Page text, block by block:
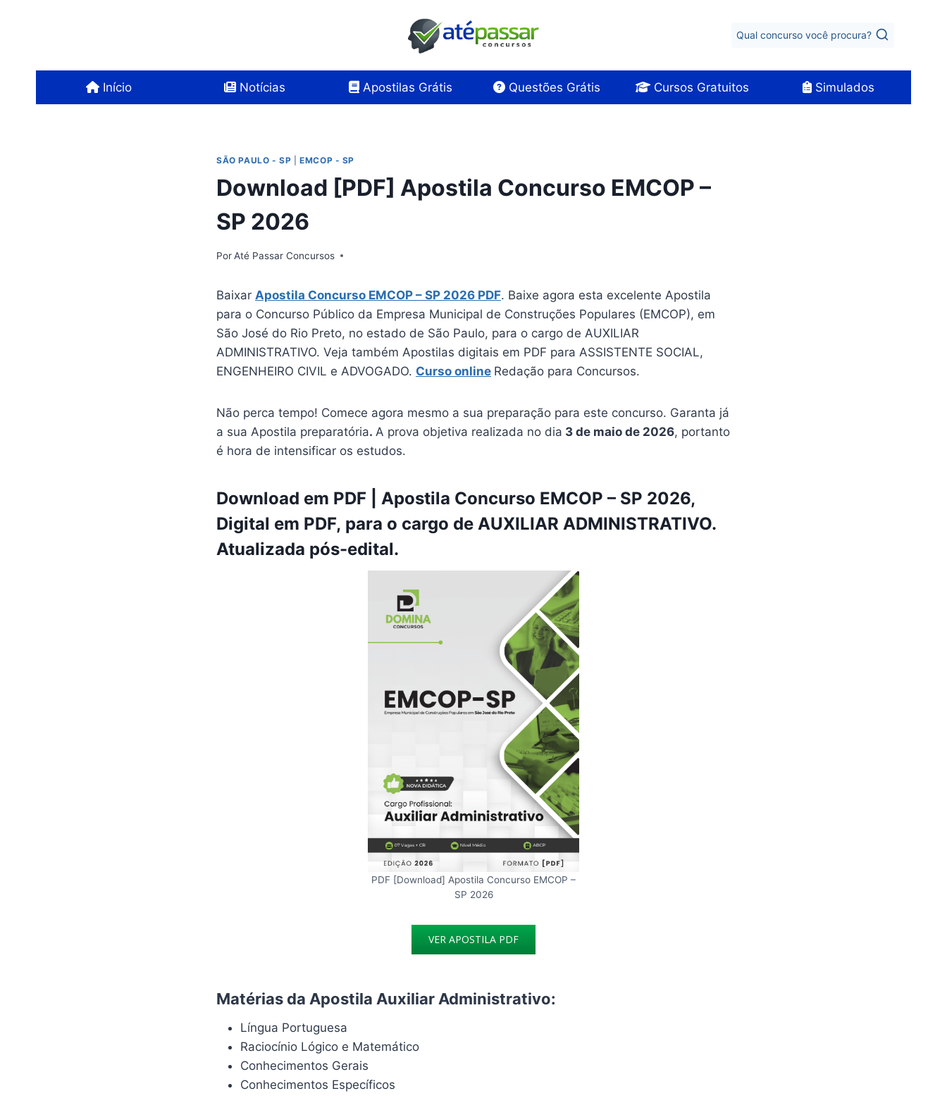
Qual concurso você procura?
Início Notícias Apostilas Grátis Questões Grátis Cursos Gratuitos Simulados
SÃO PAULO - SP |EMCOP - SP
Download [PDF] Apostila Concurso EMCOP –
SP 2026
PorAté Passar Concursos
Baixar Apostila Concurso EMCOP – SP 2026 PDF. Baixe agora esta excelente Apostila
para o Concurso Público da Empresa Municipal de Construções Populares (EMCOP), em
São José do Rio Preto, no estado de São Paulo, para o cargo de AUXILIAR
ADMINISTRATIVO. Veja também Apostilas digitais em PDF para ASSISTENTE SOCIAL,
ENGENHEIRO CIVIL e ADVOGADO. Curso online Redação para Concursos.
Não perca tempo! Comece agora mesmo a sua preparação para este concurso. Garanta já
a sua Apostila preparatória. A prova objetiva realizada no dia 3 de maio de 2026, portanto
é hora de intensificar os estudos.
Download em PDF | Apostila Concurso EMCOP – SP 2026,
Digital em PDF, para o cargo de AUXILIAR ADMINISTRATIVO.
Atualizada pós-edital.
PDF [Download] Apostila Concurso EMCOP –
SP 2026
VER APOSTILA PDF
Matérias da Apostila Auxiliar Administrativo:
Língua Portuguesa
Raciocínio Lógico e Matemático
Conhecimentos Gerais
Conhecimentos Específicos